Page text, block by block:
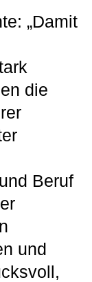
„Damit
die
Beruf
und